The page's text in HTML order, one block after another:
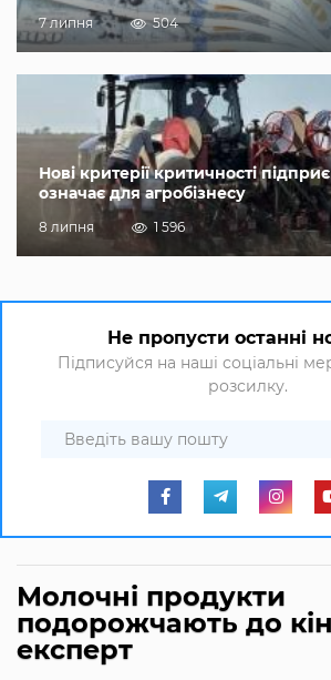
7 липня 504
Нові критерії критичності
означає для агробізнесу
8 липня 1 596
Не пропусти останні
Підписуйся на наші соціальні
розсилку.
Молочні продукти
подорожчають до
експерт